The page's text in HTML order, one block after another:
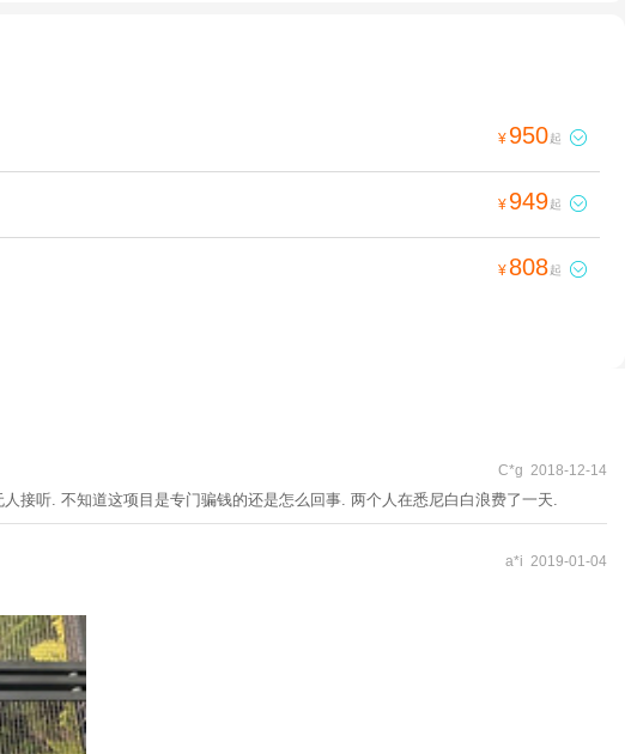
¥ 950起 
¥ 949起 
¥ 808起 
C*g 2018-12-14
接听. 不知道这项目是专门骗钱的还是怎么回事. 两个人在悉尼白白浪费了一天.
a*i 2019-01-04